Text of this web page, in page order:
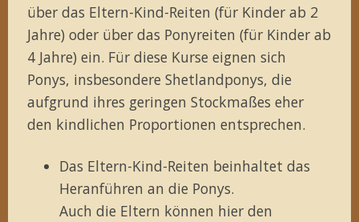
über das Eltern-Kind-Reiten (für Kinder ab 2
Jahre) oder über das Ponyreiten (für Kinder ab
4 Jahre) ein. Für diese Kurse eignen sich
Ponys, insbesondere Shetlandponys, die
aufgrund ihres geringen Stockmaßes eher
den kindlichen Proportionen entsprechen.
Das Eltern-Kind-Reiten beinhaltet das
Heranführen an die Ponys.
Auch die Eltern können hier den